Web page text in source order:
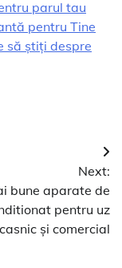
parul tau
pentru Tine
să știți despre
Next:
bune aparate de
pentru uz
casnic și comercial